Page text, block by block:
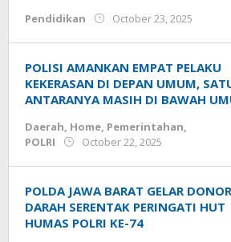
Pendidikan October 23, 2025
POLISI AMANKAN EMPAT PELAKU
KEKERASAN DI DEPAN UMUM,
ANTARANYA MASIH DI BAWAH
Daerah, Home, Pemerintahan,
POLRI
October 22, 2025
POLDA JAWA BARAT GELAR DONOR
DARAH SERENTAK PERINGATI HUT
HUMAS POLRI KE-74